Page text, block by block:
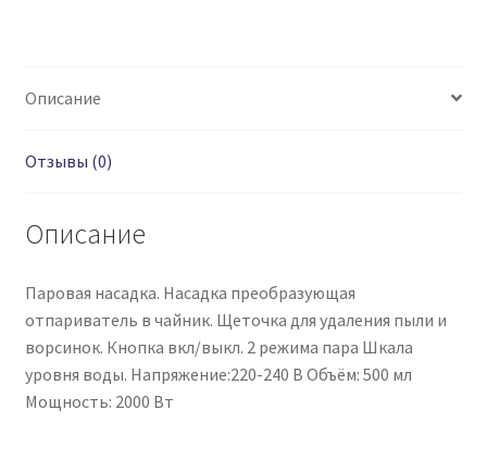
Описание
Отзывы (0)
Описание
Паровая насадка. Насадка преобразующая
отпариватель в чайник. Щеточка для удаления пыли и
ворсинок. Кнопка вкл/выкл. 2 режима пара Шкала
уровня воды. Напряжение:220-240 В Объём: 500 мл
Мощность: 2000 Вт